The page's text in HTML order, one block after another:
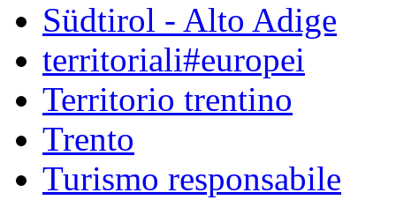
Südtirol - Alto Adige
territoriali#europei
Territorio trentino
Trento
Turismo responsabile